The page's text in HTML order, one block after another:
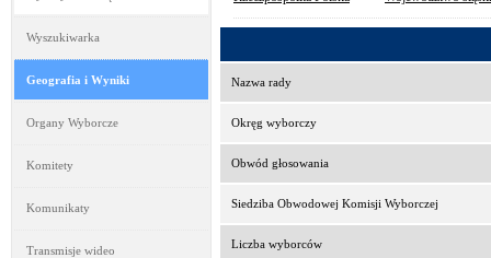
Wyszukiwarka
Geografia i Wyniki
Organy Wyborcze
Komitety
Komunikaty
Transmisje wideo
Nazwa rady
Okręg wyborczy
Obwód głosowania
Siedziba Obwodowej Komisji Wyborczej
Liczba wyborców